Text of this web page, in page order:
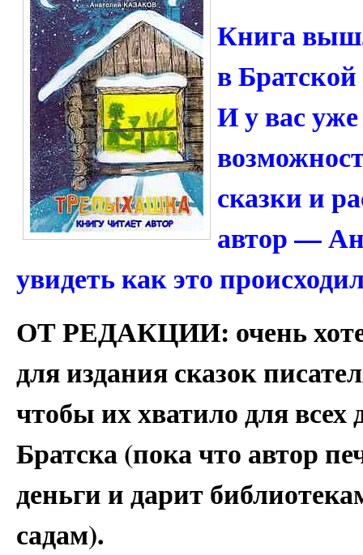
Книга
в
И у вас
сказки и
автор —
увидеть как это
ОТ РЕДАКЦИИ: очень
для издания сказок
чтобы их хватило для всех
Братска (пока что автор
деньги и дарит
садам).